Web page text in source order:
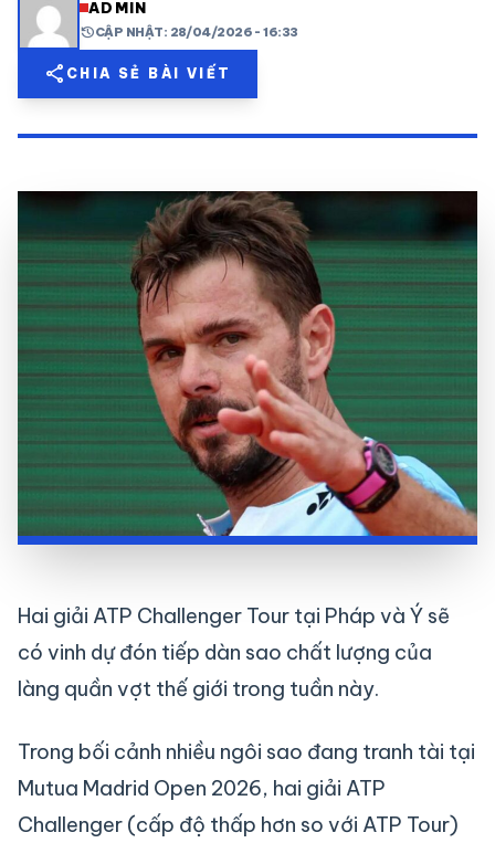
share mail
ADMIN
historyCẬP NHẬT: 28/04/2026 - 16:33
share CHIA SẺ BÀI VIẾT
Hai giải ATP Challenger Tour tại Pháp và Ý sẽ
có vinh dự đón tiếp dàn sao chất lượng của
làng quần vợt thế giới trong tuần này.
Trong bối cảnh nhiều ngôi sao đang tranh tài tại
Mutua Madrid Open 2026, hai giải ATP
Challenger (cấp độ thấp hơn so với ATP Tour)